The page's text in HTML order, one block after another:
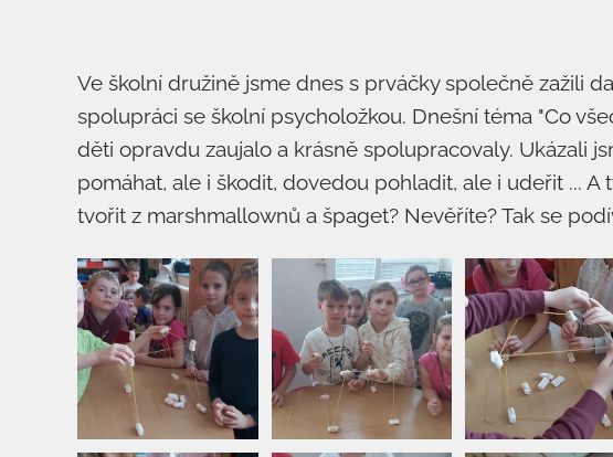
Ve školní družině jsme dnes s prváčky společně zažili
spolupráci se školní psycholožkou. Dnešní téma "Co
děti opravdu zaujalo a krásně spolupracovaly. Ukázali
pomáhat, ale i škodit, dovedou pohladit, ale i udeřit ... A
tvořit z marshmallownů a špaget? Nevěříte? Tak se